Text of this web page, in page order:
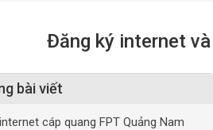
Đăng ký internet
bài viết
cáp quang FPT Quảng Nam